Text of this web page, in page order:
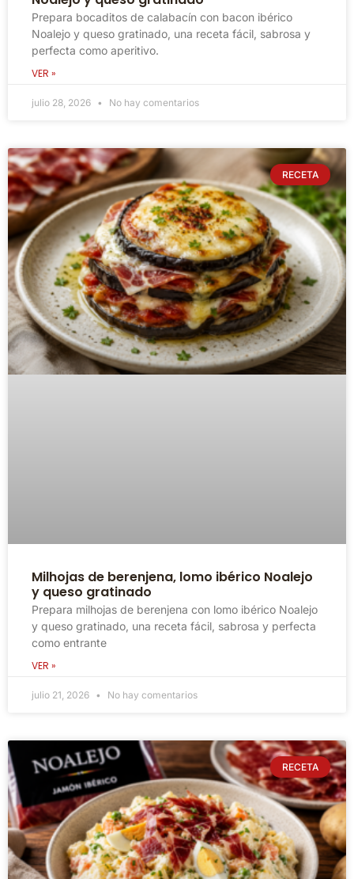
Prepara bocaditos de calabacín con bacon ibérico
Noalejo y queso gratinado, una receta fácil, sabrosa y
perfecta como aperitivo.
VER »
julio 28, 2026 No hay comentarios
RECETA
Milhojas de berenjena, lomo ibérico Noalejo
y queso gratinado
Prepara milhojas de berenjena con lomo ibérico Noalejo
y queso gratinado, una receta fácil, sabrosa y perfecta
como entrante
VER »
julio 21, 2026 No hay comentarios
RECETA